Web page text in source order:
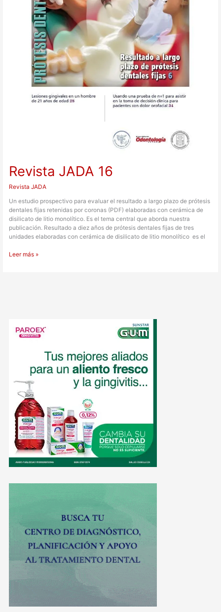
Revista JADA 16
Revista JADA
Un estudio prospectivo para evaluar el resultado a largo plazo de prótesis
dentales fijas retenidas por coronas (PDF) elaboradas con cerámica de
disilicato de litio monolítico. Es el tema central que aborda nuestra
publicación. Resultado a diez años de prótesis dentales fijas de tres
unidades elaboradas con cerámica de disilicato de litio monolítico es el
Leer más »